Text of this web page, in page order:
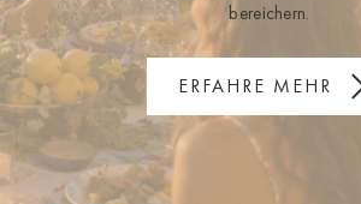
bereichern.
ERFAHRE MEHR